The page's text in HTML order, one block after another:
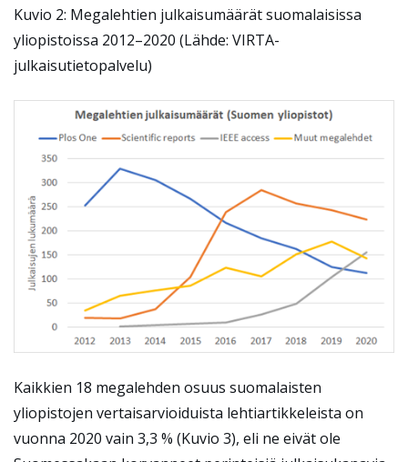
Kuvio 2: Megalehtien julkaisumäärät suomalaisissa
yliopistoissa 2012–2020 (Lähde: VIRTA-
julkaisutietopalvelu)
Kaikkien 18 megalehden osuus suomalaisten
yliopistojen vertaisarvioiduista lehtiartikkeleista on
vuonna 2020 vain 3,3 % (Kuvio 3), eli ne eivät ole